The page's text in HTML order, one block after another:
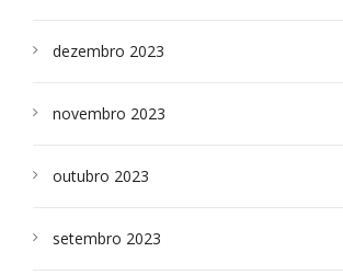
dezembro 2023
novembro 2023
outubro 2023
setembro 2023